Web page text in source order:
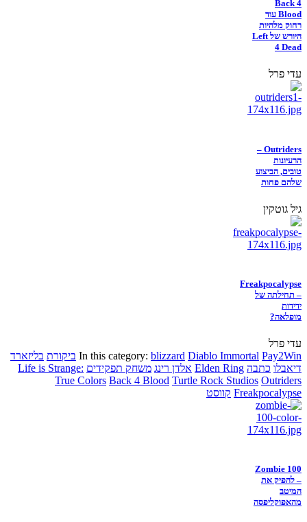
Back 4
Blood עוד
רחוק מלהיות
היורש של Left
4 Dead
עדי פרל
Outriders –
הרעיונות
טובים, הביצוע
שלהם פחות
גיל גוטקין
Freakpocalypse
– תחילתה של
ידידות
מופלאה?
עדי פרל
In this category: blizzard Diablo Immortal Pay2Win ביקורת בליזארד
דיאבלו כתבה Elden Ring אלדן רינג משחק תפקידים Life is Strange:
True Colors Back 4 Blood Turtle Rock Studios Outriders
Freakpocalypse קווסט
Zombie 100
– להפיק את
המיטב
מהאפוקליפסה